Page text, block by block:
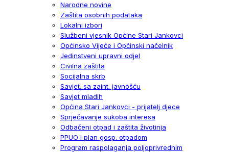
Narodne novine
Zaštita osobnih podataka
Lokalni izbori
Službeni vjesnik Općine Stari Jankovci
Općinsko Vijeće i Općinski načelnik
Jedinstveni upravni odjel
Civilna zaštita
Socijalna skrb
Savjet. sa zaint. javnošću
Savjet mladih
Općina Stari Jankovci - prijatelj djece
Sprječavanje sukoba interesa
Odbačeni otpad i zaštita životinja
PPUO i plan gosp. otpadom
Program raspolaganja poljoprivrednim